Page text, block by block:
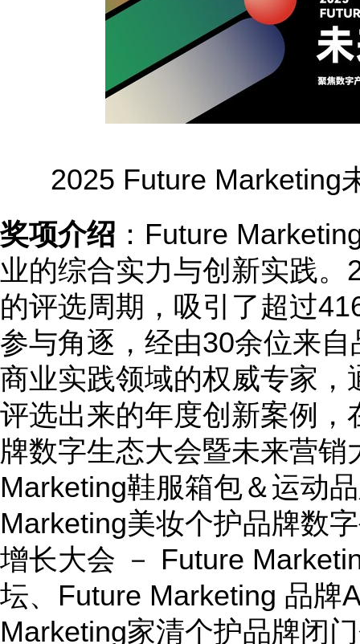
2025 Future Marketing
奖项介绍 ：Future
业的综合实力与创新实践
的评选周期，吸引了超过
参与角逐，经由30余位来
商业实践领域的权威专家
评选出来的年度创新案例
牌数字生态大会暨未来营
Marketing鞋服箱包＆运动
Marketing美妆个护品牌数
增长大会 － Future
坛、Future Marketing 品牌
Marketing家清个护品牌闭